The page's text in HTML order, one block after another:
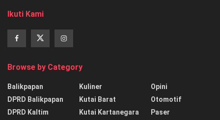
Ikuti Kami
Browse by Category
Balikpapan
DPRD Balikpapan
DPRD Kaltim
Kuliner
Kutai Barat
Kutai Kartanegara
Opini
Otomotif
Paser